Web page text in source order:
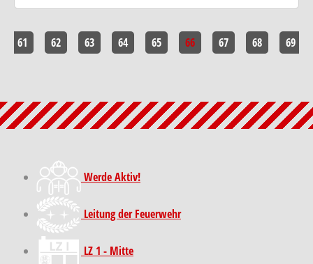
61 62 63 64 65 66 67 68 69
Werde Aktiv!
Leitung der Feuerwehr
LZ 1 - Mitte